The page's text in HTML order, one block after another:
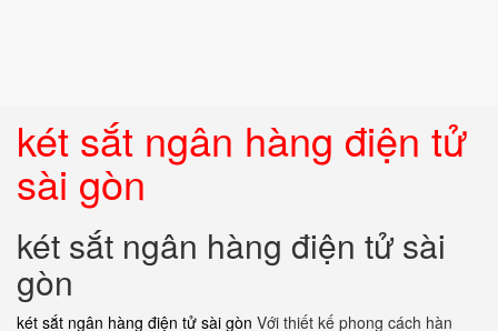
két sắt ngân hàng điện tử
sài gòn
két sắt ngân hàng điện tử sài
gòn
két sắt ngân hàng điện tử sài gòn Với thiết kế phong cách hàn